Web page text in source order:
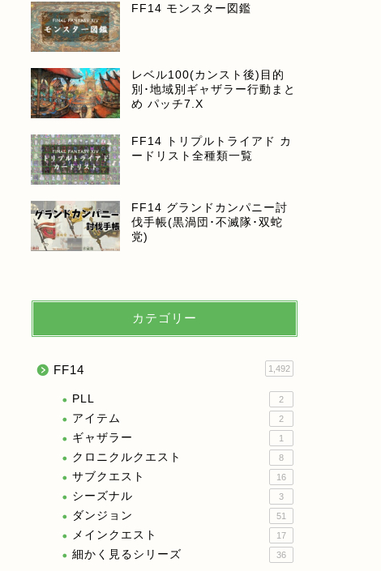
FF14 モンスター図鑑
レベル100(カンスト後)目的
別･地域別ギャザラー行動まと
め パッチ7.X
FF14 トリプルトライアド カ
ードリスト全種類一覧
FF14 グランドカンパニー討
伐手帳(黒渦団･不滅隊･双蛇
党)
カテゴリー
FF14 1,492
PLL 2
アイテム 2
ギャザラー 1
クロニクルクエスト 8
サブクエスト 16
シーズナル 3
ダンジョン 51
メインクエスト 17
細かく見るシリーズ 36